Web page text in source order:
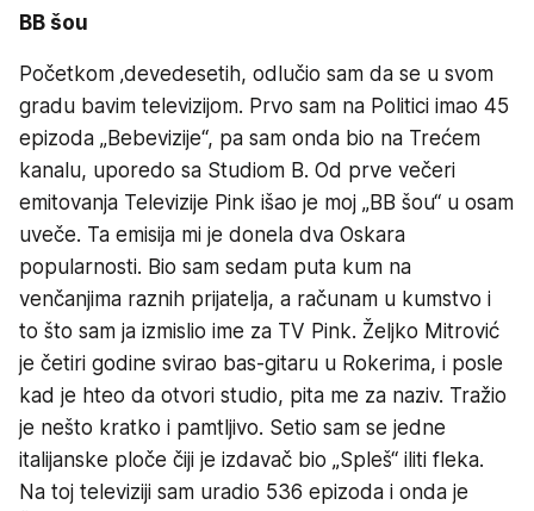
BB šou
Početkom ‚devedesetih, odlučio sam da se u svom
gradu bavim televizijom. Prvo sam na Politici imao 45
epizoda „Bebevizije“, pa sam onda bio na Trećem
kanalu, uporedo sa Studiom B. Od prve večeri
emitovanja Televizije Pink išao je moj „BB šou“ u osam
uveče. Ta emisija mi je donela dva Oskara
popularnosti. Bio sam sedam puta kum na
venčanjima raznih prijatelja, a računam u kumstvo i
to što sam ja izmislio ime za TV Pink. Željko Mitrović
je četiri godine svirao bas-gitaru u Rokerima, i posle
kad je hteo da otvori studio, pita me za naziv. Tražio
je nešto kratko i pamtljivo. Setio sam se jedne
italijanske ploče čiji je izdavač bio „Spleš“ iliti fleka.
Na toj televiziji sam uradio 536 epizoda i onda je